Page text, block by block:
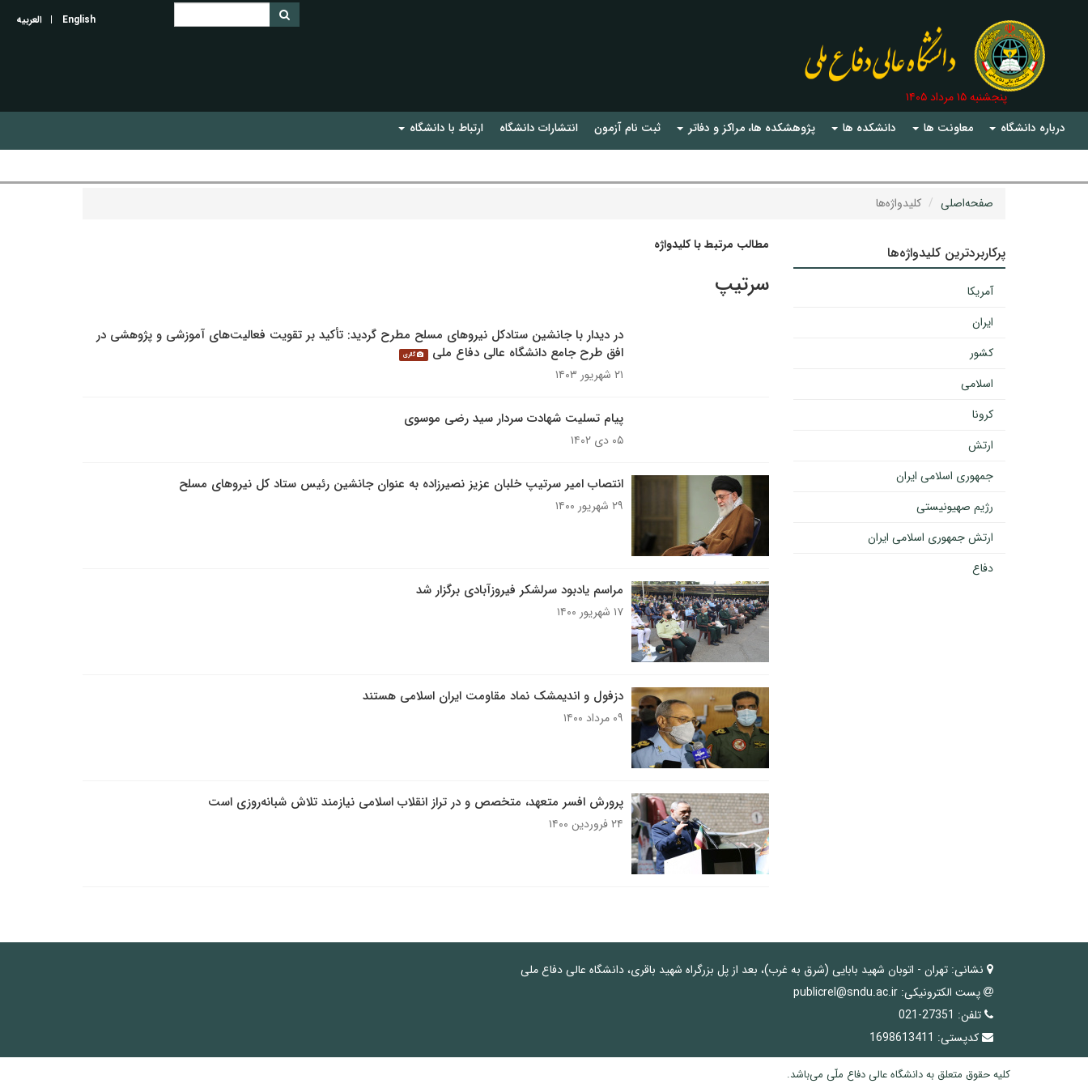
English العربیه
درباره دانشگاه معاونت ها دانشکده ها پژوهشکده ها، مراکز و دفاتر ثبت نام آزمون انتشارات دانشگاه ارتباط با دانشگاه
پنجشنبه ۱۵ مرداد ۱۴۰۵
صفحه‌اصلی کلیدواژه‌ها
مطالب مرتبط با کلیدواژه
سرتیپ
در دیدار با جانشین ستادکل نیروهای مسلح مطرح گردید: تأکید بر تقویت فعالیت‌های آموزشی و پژوهشی در
افق طرح جامع دانشگاه عالی دفاع ملی
گالری
۲۱ شهریور ۱۴۰۳
پیام تسلیت شهادت سردار سید رضی موسوی
۰۵ دی ۱۴۰۲
انتصاب امیر سرتیپ خلبان عزیز نصیرزاده به عنوان جانشین رئیس ستاد کل نیروهای مسلح
۲۹ شهریور ۱۴۰۰
مراسم یادبود سرلشکر فیروزآبادی برگزار شد
۱۷ شهریور ۱۴۰۰
دزفول و اندیمشک نماد مقاومت ایران اسلامی هستند
۰۹ مرداد ۱۴۰۰
پرورش افسر متعهد، متخصص و در تراز انقلاب اسلامی نیازمند تلاش شبانه‌روزی است
۲۴ فروردین ۱۴۰۰
پرکاربردترین کلیدواژه‌ها
آمریکا
ایران
کشور
اسلامی
کرونا
ارتش
جمهوری اسلامی ایران
رژیم صهیونیستی
ارتش جمهوری اسلامی ایران
دفاع
نشانی: تهران - اتوبان شهید بابایی (شرق به غرب)، بعد از پل بزرگراه شهید باقری، دانشگاه عالی دفاع ملی
پست الکترونیکی: publicrel@sndu.ac.ir
تلفن: 27351-021
کدپستی: 1698613411
کلیه حقوق متعلق به دانشگاه عالی دفاع ملّی می‌باشد.